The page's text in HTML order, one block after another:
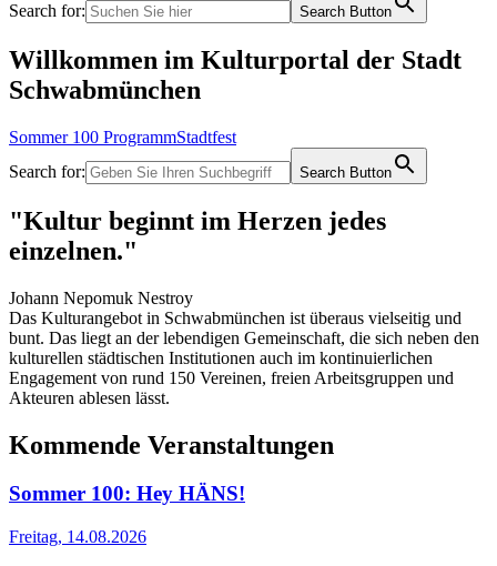
Search for: Search Button
Willkommen im Kulturportal der Stadt
Schwabmünchen
Sommer 100 ProgrammStadtfest
Search for:
Search Button
"Kultur beginnt im Herzen jedes
einzelnen."
Johann Nepomuk Nestroy
Das Kulturangebot in Schwabmünchen ist überaus vielseitig und
bunt. Das liegt an der lebendigen Gemeinschaft, die sich neben den
kulturellen städtischen Institutionen auch im kontinuierlichen
Engagement von rund 150 Vereinen, freien Arbeitsgruppen und
Akteuren ablesen lässt.
Kommende Veranstaltungen
Sommer 100: Hey HÄNS!
Freitag, 14.08.2026